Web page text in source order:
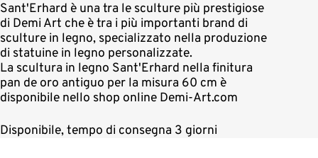
Sant'Erhard è una tra le sculture più prestigiose
di Demi Art che è tra i più importanti brand di
sculture in legno, specializzato nella produzione
di statuine in legno personalizzate.
La scultura in legno Sant'Erhard nella finitura
pan de oro antiguo per la misura 60 cm è
disponibile nello shop online Demi-Art.com
Disponibile, tempo di consegna 3 giorni